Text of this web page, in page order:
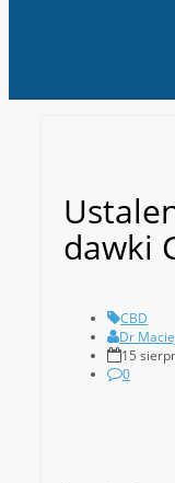
dawki
CBD
Dr
15
0